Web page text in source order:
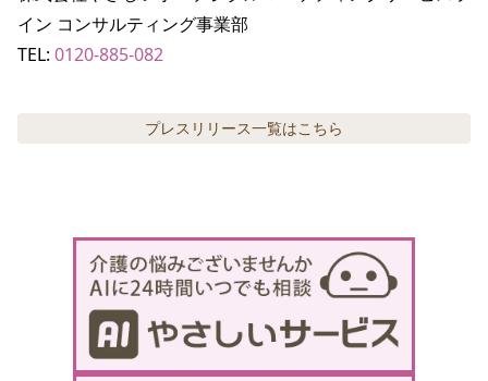
イン コンサルティング事業部
TEL: 0120-885-082
プレスリリース一覧はこちら